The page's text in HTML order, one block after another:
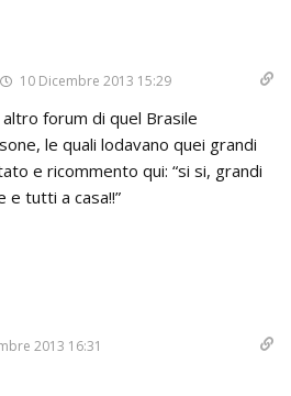
10 Dicembre 2013 15:29
forum di quel Brasile
le quali lodavano quei grandi
e ricommento qui: “si si, grandi
e tutti a casa!!”
2013 16:31